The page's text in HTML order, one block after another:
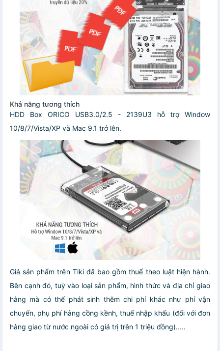
Khả năng tương thích
HDD Box ORICO USB3.0/2.5 - 2139U3 hỗ trợ Window
10/8/7/Vista/XP và Mac 9.1 trở lên.
Giá sản phẩm trên Tiki đã bao gồm thuế theo luật hiện hành.
Bên cạnh đó, tuỳ vào loại sản phẩm, hình thức và địa chỉ giao
hàng mà có thể phát sinh thêm chi phí khác như phí vận
chuyển, phụ phí hàng cồng kềnh, thuế nhập khẩu (đối với đơn
hàng giao từ nước ngoài có giá trị trên 1 triệu đồng).....